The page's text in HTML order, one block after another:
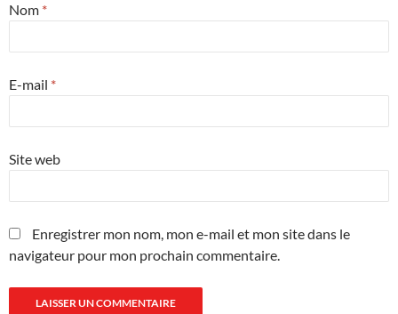
Nom *
E-mail *
Site web
Enregistrer mon nom, mon e-mail et mon site dans le
navigateur pour mon prochain commentaire.